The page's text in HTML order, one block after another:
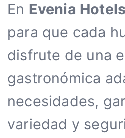
En Evenia Hotels
para que cada
disfrute de una
gastronómica
necesidades,
variedad y